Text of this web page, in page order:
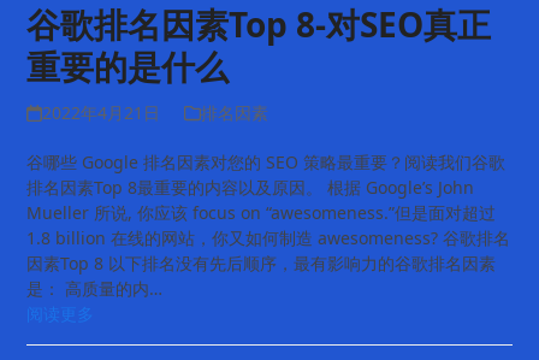
谷歌排名因素Top 8-对SEO真正
重要的是什么
2022年4月21日 排名因素
谷哪些 Google 排名因素对您的 SEO 策略最重要？阅读我们谷歌
排名因素Top 8最重要的内容以及原因。 根据 Google’s John
Mueller 所说, 你应该 focus on “awesomeness.”但是面对超过
1.8 billion 在线的网站，你又如何制造 awesomeness? 谷歌排名
因素Top 8 以下排名没有先后顺序，最有影响力的谷歌排名因素
是： 高质量的内…
阅读更多